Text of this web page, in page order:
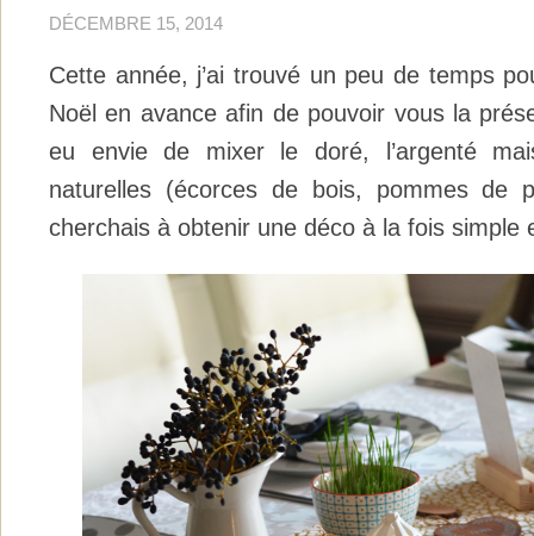
DÉCEMBRE 15, 2014
Cette année, j’ai trouvé un peu de temps
Noël en avance afin de pouvoir vous la
eu envie de mixer le doré, l’argenté
naturelles (écorces de bois, pommes
cherchais à obtenir une déco à la fois simple